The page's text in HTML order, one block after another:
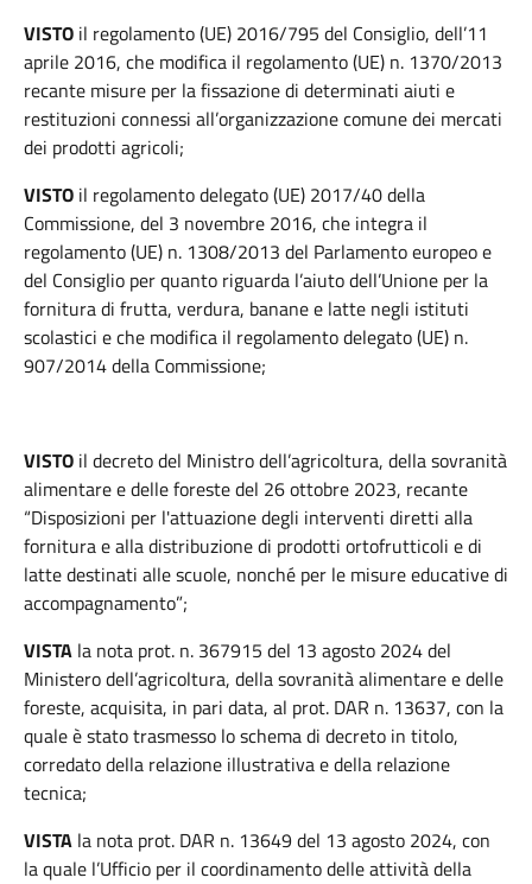
VISTO il regolamento (UE) 2016/795 del Consiglio, dell’11
aprile 2016, che modifica il regolamento (UE) n. 1370/2013
recante misure per la fissazione di determinati aiuti e
restituzioni connessi all’organizzazione comune dei mercati
dei prodotti agricoli;
VISTO il regolamento delegato (UE) 2017/40 della
Commissione, del 3 novembre 2016, che integra il
regolamento (UE) n. 1308/2013 del Parlamento europeo e
del Consiglio per quanto riguarda l’aiuto dell’Unione per la
fornitura di frutta, verdura, banane e latte negli istituti
scolastici e che modifica il regolamento delegato (UE) n.
907/2014 della Commissione;
VISTO il decreto del Ministro dell’agricoltura, della sovranità
alimentare e delle foreste del 26 ottobre 2023, recante
“Disposizioni per l'attuazione degli interventi diretti alla
fornitura e alla distribuzione di prodotti ortofrutticoli e di
latte destinati alle scuole, nonché per le misure educative di
accompagnamento”;
VISTA la nota prot. n. 367915 del 13 agosto 2024 del
Ministero dell’agricoltura, della sovranità alimentare e delle
foreste, acquisita, in pari data, al prot. DAR n. 13637, con la
quale è stato trasmesso lo schema di decreto in titolo,
corredato della relazione illustrativa e della relazione
tecnica;
VISTA la nota prot. DAR n. 13649 del 13 agosto 2024, con
la quale l’Ufficio per il coordinamento delle attività della